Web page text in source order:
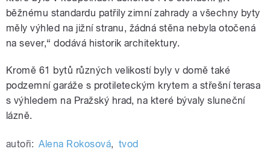
běžnému standardu patřily zimní zahrady a všechny byty
měly výhled na jižní stranu, žádná stěna nebyla otočená
na sever,“ dodává historik architektury.
Kromě 61 bytů různých velikostí byly v domě také
podzemní garáže s protileteckým krytem a střešní terasa
s výhledem na Pražský hrad, na které bývaly sluneční
lázně.
autoři: Alena Rokosová, tvod